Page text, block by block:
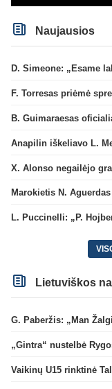
Naujausios
D. Simeone: „Esame
F. Torresas priėmė
B. Guimaraesas
Anapilin iškeliavo L.
Marokietis N.
Lietuviškos
G. Paberžis: „Man